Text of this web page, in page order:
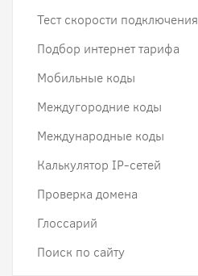
Тест скорости подключения
Подбор интернет тарифа
Мобильные коды
Междугородние коды
Международные коды
Калькулятор IP-сетей
Проверка домена
Глоссарий
Поиск по сайту